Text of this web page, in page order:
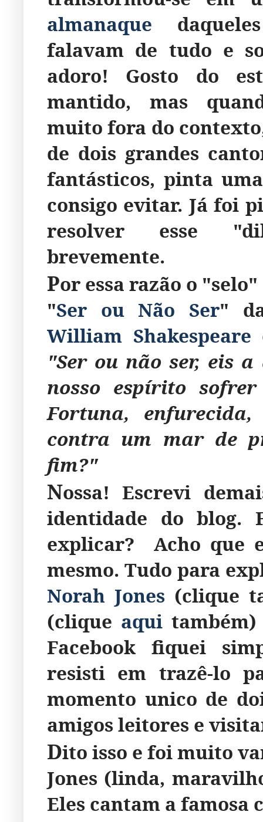
almanaque
falavam de tudo e
adoro! Gosto do
mantido, mas
muito fora do
de dois grandes
fantásticos, pinta
consigo evitar. Já foi
resolver esse
brevemente.
Por essa razão o
"Ser ou Não Ser"
William Shakespeare
"Ser ou não ser, eis
nosso espírito
Fortuna,
contra um mar de
fim?"
Nossa! Escrevi
identidade do blog.
explicar? Acho que
mesmo. Tudo para
Norah Jones (clique
(clique aqui
Facebook fiquei
resisti em trazê-lo
momento unico de
amigos leitores e
Dito isso e foi muito
Jones (linda,
Eles cantam a famosa